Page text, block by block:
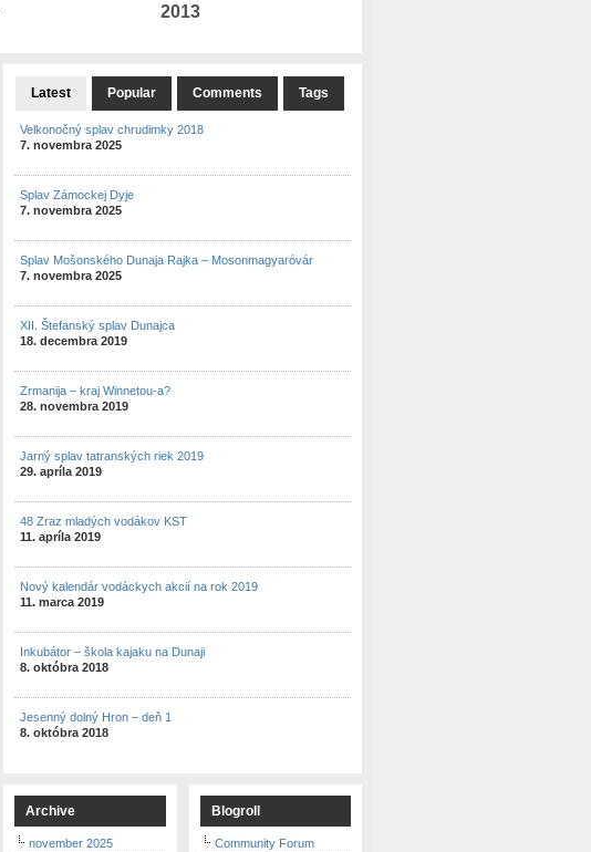
2013
Latest Popular Comments Tags
Velkonočný splav chrudimky 2018
7. novembra 2025
Splav Zámockej Dyje
7. novembra 2025
Splav Mošonského Dunaja Rajka – Mosonmagyaróvár
7. novembra 2025
XII. Štefanský splav Dunajca
18. decembra 2019
Zrmanija – kraj Winnetou-a?
28. novembra 2019
Jarný splav tatranských riek 2019
29. apríla 2019
48 Zraz mladých vodákov KST
11. apríla 2019
Nový kalendár vodáckych akcií na rok 2019
11. marca 2019
Inkubátor – škola kajaku na Dunaji
8. októbra 2018
Jesenný dolný Hron – deň 1
8. októbra 2018
Archive
november 2025
Blogroll
Community Forum